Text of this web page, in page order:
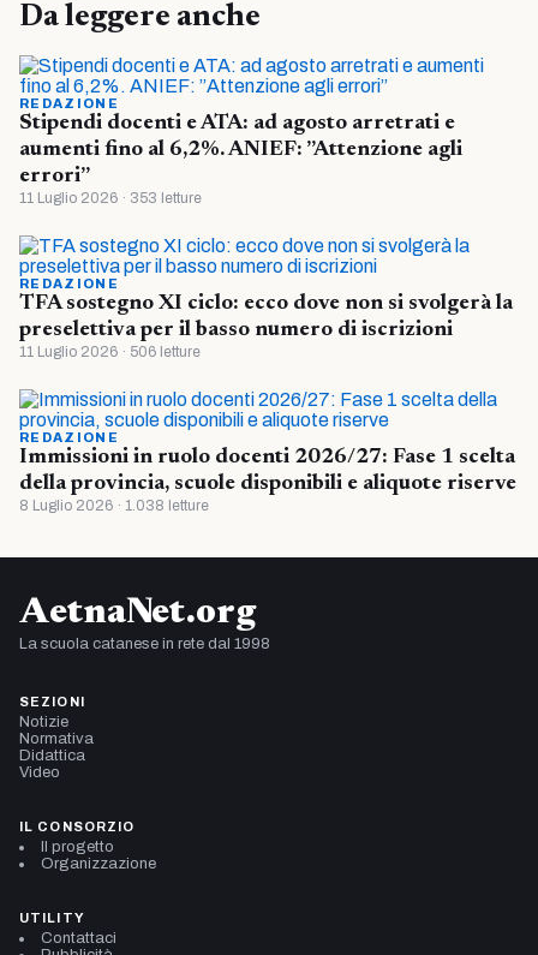
Da leggere anche
REDAZIONE
Stipendi docenti e ATA: ad agosto arretrati e
aumenti fino al 6,2%. ANIEF: ”Attenzione agli
errori”
11 Luglio 2026 · 353 letture
REDAZIONE
TFA sostegno XI ciclo: ecco dove non si svolgerà la
preselettiva per il basso numero di iscrizioni
11 Luglio 2026 · 506 letture
REDAZIONE
Immissioni in ruolo docenti 2026/27: Fase 1 scelta
della provincia, scuole disponibili e aliquote riserve
8 Luglio 2026 · 1.038 letture
AetnaNet.org
La scuola catanese in rete dal 1998
SEZIONI
Notizie
Normativa
Didattica
Video
IL CONSORZIO
Il progetto
Organizzazione
UTILITY
Contattaci